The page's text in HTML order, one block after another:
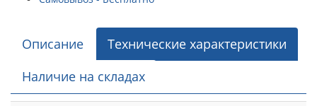
Описание
Технические характеристики
Наличие на складах